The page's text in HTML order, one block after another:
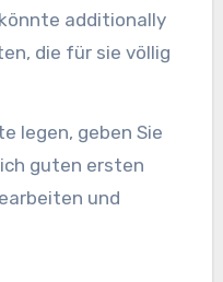
könnte additionally
die für sie völlig
legen, geben Sie
guten ersten
und